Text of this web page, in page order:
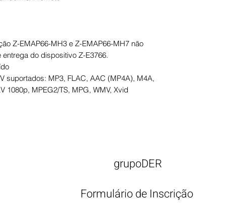
Z-EMAP66-MH3 e Z-EMAP66-MH7 não
do dispositivo Z-E3766.
suportados: MP3, FLAC, AAC (MP4A), M4A,
1080p, MPEG2/TS, MPG, WMV, Xvid
grupoDER
Formulário de Inscrição